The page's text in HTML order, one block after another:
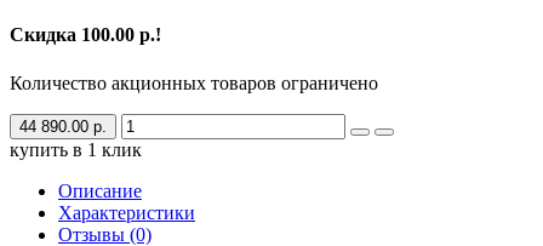
Скидка 100.00 р.!
Количество акционных товаров ограничено
44 890.00 р.
купить в 1 клик
Описание
Характеристики
Отзывы (0)